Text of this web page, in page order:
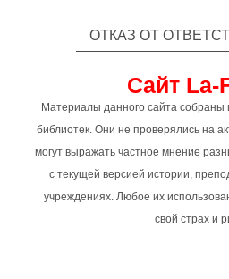
ОТКАЗ ОТ
Сайт La-
Материалы данного сайта собраны
библиотек. Они не проверялись на
могут выражать частное мнение
с текущей версией истории,
учреждениях. Любое их
свой страх и